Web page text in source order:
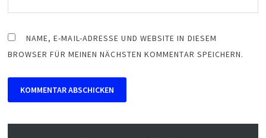
NAME, E-MAIL-ADRESSE UND WEBSITE IN DIESEM
BROWSER FÜR MEINEN NÄCHSTEN KOMMENTAR SPEICHERN.